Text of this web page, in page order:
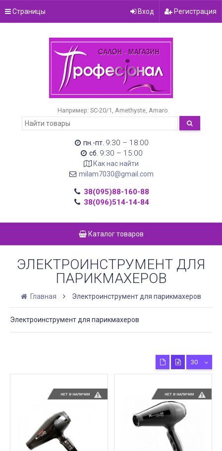
Страницы Вход Регистрация
Например: SC-20/1 Amethyste Amaro
пн.-пт. 9:30 – 18:00
сб. 9:30 – 15:00
Как нас найти
milam7030@gmail.com
38(095)88-160-88
38(096)514-14-84
Каталог товаров
ЭЛЕКТРОИНСТРУМЕНТ ДЛЯ
ПАРИКМАХЕРОВ
Главная Электроинструмент для парикмахеров
Электроинструмент для парикмахеров
30
НЕТ В НАЛИЧИИ НЕТ В НАЛИЧИИ